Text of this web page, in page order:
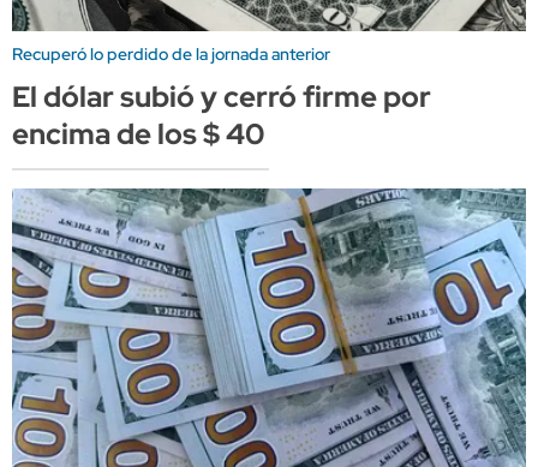
Recuperó lo perdido de la jornada anterior
El dólar subió y cerró firme por
encima de los $ 40